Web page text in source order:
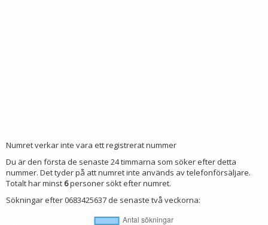
Numret verkar inte vara ett registrerat nummer
Du är den första de senaste 24 timmarna som söker efter detta
nummer. Det tyder på att numret inte används av telefonförsäljare.
Totalt har minst 6personer sökt efter numret.
Sökningar efter 0683425637 de senaste två veckorna: